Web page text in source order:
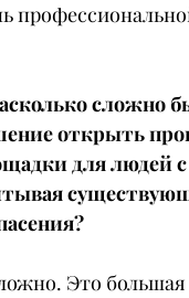
сложно
открыть
для людей
Это большая